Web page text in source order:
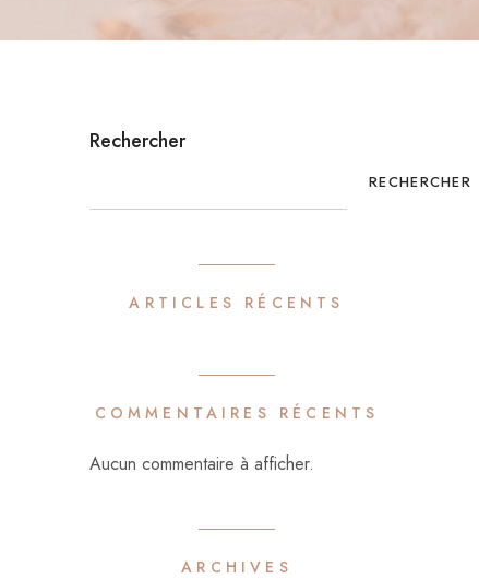
Rechercher
RECHERCHER
ARTICLES RÉCENTS
COMMENTAIRES RÉCENTS
Aucun commentaire à afficher.
ARCHIVES